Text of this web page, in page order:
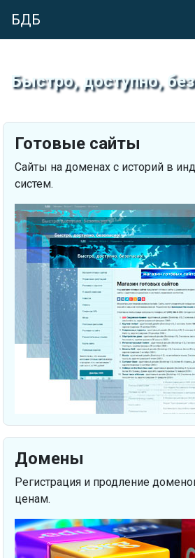
БДБ
Быстро, доступно,
Готовые сайты
Сайты на доменах с историй в
систем.
Домены
Регистрация и продление
ценам.